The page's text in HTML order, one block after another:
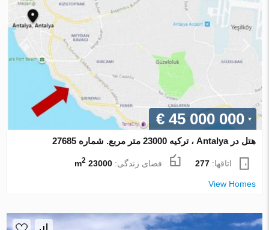
€ 45 000 000
هتل در Antalya ، ترکیه 23000 متر مربع. شماره 27685
اتاقها:277 فضای زندگی:23000 m
2
View Homes